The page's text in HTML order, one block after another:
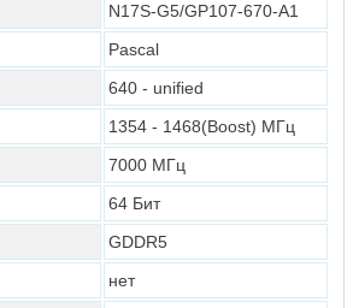
N17S-G5/GP107-670-A1
Pascal
640 - unified
1354 - 1468(Boost) МГц
7000 МГц
64 Бит
GDDR5
нет